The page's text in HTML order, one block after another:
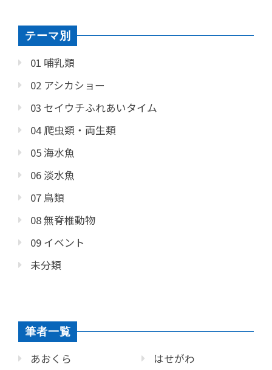
テーマ別
01 哺乳類
02 アシカショー
03 セイウチふれあいタイム
04 爬虫類・両生類
05 海水魚
06 淡水魚
07 鳥類
08 無脊椎動物
09 イベント
未分類
筆者一覧
あおくら
はせがわ